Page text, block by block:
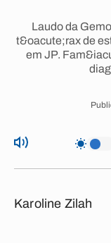
Laudo da
t&oacute;rax de
em JP.
Karoline Zilah